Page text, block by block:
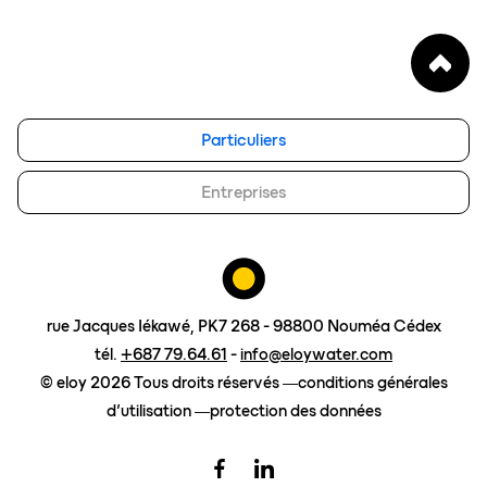
eloy group
travailler chez eloy
demander un devis
Particuliers
Entreprises
rue Jacques Iékawé, PK7 268 - 98800 Nouméa Cédex
tél. +687 79.64.61 -info@eloywater.com
© eloy 2026 Tous droits réservés
conditions générales
d’utilisation
protection des données